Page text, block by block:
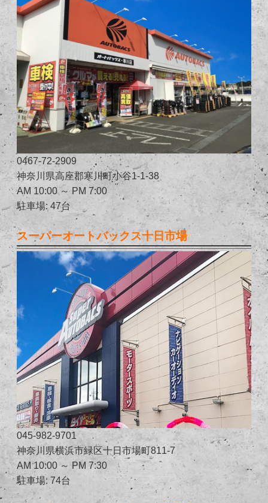
0467-72-2909
神奈川県高座郡寒川町小谷1-1-38
AM 10:00 ～ PM 7:00
駐車場: 47台
スーパーオートバックス十日市場
045-982-9701
神奈川県横浜市緑区十日市場町811-7
AM 10:00 ～ PM 7:30
駐車場: 74台